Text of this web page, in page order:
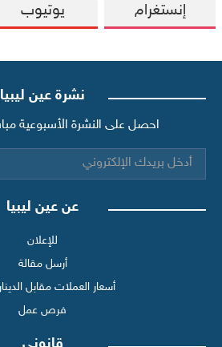
إنستغرام يوتيوب
نشرة عين ليبيا
احصل على النشرة الأسبوعية
عن عين ليبيا
للإعلان
أرسل مقالة
أسعار العملات مقابل
فرص عمل